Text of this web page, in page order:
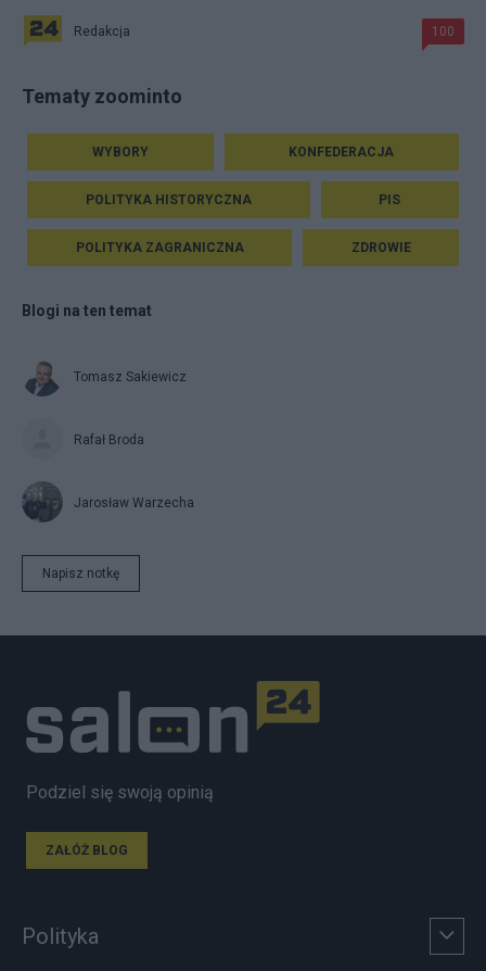
Redakcja 100
Tematy zoominto
WYBORY KONFEDERACJA
POLITYKA HISTORYCZNA PIS
POLITYKA ZAGRANICZNA ZDROWIE
Blogi na ten temat
Tomasz Sakiewicz
Rafał Broda
Jarosław Warzecha
Napisz notkę
Podziel się swoją opinią
ZAŁÓŻ BLOG
Polityka